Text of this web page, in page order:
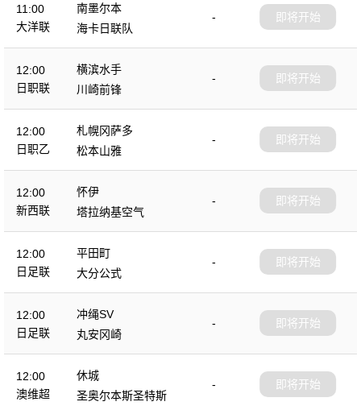
11:00
大洋联
南墨尔本
-
海卡日联队
即将开始
12:00
日职联
横滨水手
-
川崎前锋
即将开始
12:00
日职乙
札幌冈萨多
-
松本山雅
即将开始
12:00
新西联
怀伊
-
塔拉纳基空气
即将开始
12:00
日足联
平田町
-
大分公式
即将开始
12:00
日足联
冲绳SV
-
丸安冈崎
即将开始
12:00
澳维超
休城
-
圣奥尔本斯圣特斯
即将开始